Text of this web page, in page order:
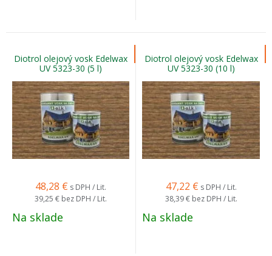
Diotrol olejový vosk Edelwax
UV 5323-30 (5 l)
48,28 € s DPH / Lit.
39,25 € bez DPH / Lit.
Na sklade
Diotrol olejový vosk Edelwax
UV 5323-30 (10 l)
47,22 € s DPH / Lit.
38,39 € bez DPH / Lit.
Na sklade